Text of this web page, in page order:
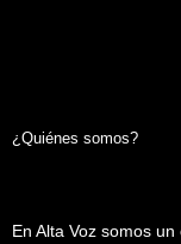
¿Quiénes somos?
En Alta Voz somos